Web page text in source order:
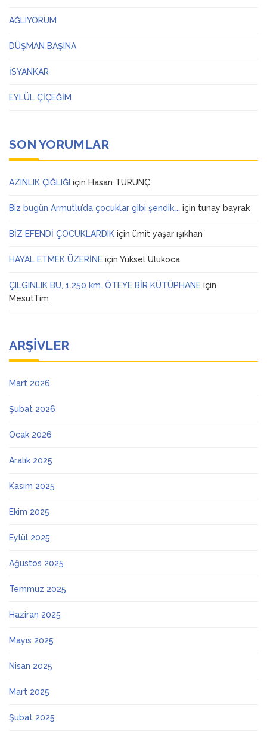
AĞLIYORUM
DÜŞMAN BAŞINA
İSYANKAR
EYLÜL ÇİÇEĞİM
SON YORUMLAR
AZINLIK ÇIĞLIĞI için Hasan TURUNÇ
Biz bugün Armutlu’da çocuklar gibi şendik…. için tunay bayrak
BİZ EFENDİ ÇOCUKLARDIK için ümit yaşar ışıkhan
HAYAL ETMEK ÜZERİNE için Yüksel Ulukoca
ÇILGINLIK BU, 1.250 km. ÖTEYE BİR KÜTÜPHANE için
MesutTim
ARŞIVLER
Mart 2026
Şubat 2026
Ocak 2026
Aralık 2025
Kasım 2025
Ekim 2025
Eylül 2025
Ağustos 2025
Temmuz 2025
Haziran 2025
Mayıs 2025
Nisan 2025
Mart 2025
Şubat 2025